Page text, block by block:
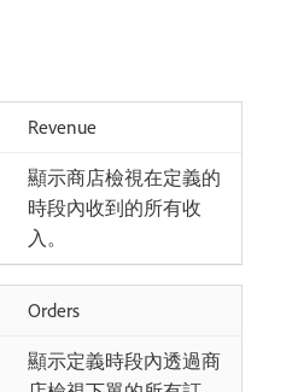
Revenue
顯示商店檢視在定義的
時段內收到的所有收
入。
Orders
顯示定義時段內透過商